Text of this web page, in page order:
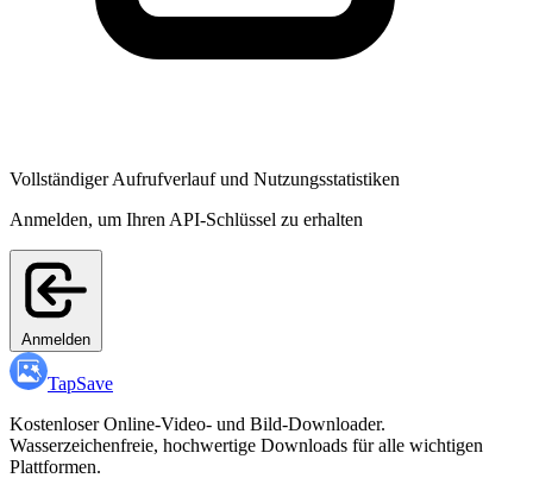
Vollständiger Aufrufverlauf und Nutzungsstatistiken
Anmelden, um Ihren API-Schlüssel zu erhalten
Anmelden
TapSave
Kostenloser Online-Video- und Bild-Downloader.
Wasserzeichenfreie, hochwertige Downloads für alle wichtigen
Plattformen.